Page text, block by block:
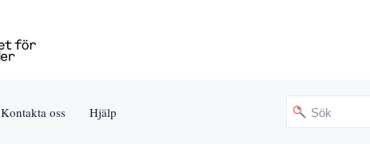
Kontakta oss Hjälp